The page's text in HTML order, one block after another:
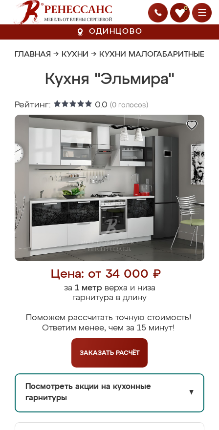
0
ОДИНЦОВО
ГЛАВНАЯ → КУХНИ → КУХНИ МАЛОГАБАРИТНЫЕ
Кухня "Эльмира"
Рейтинг: 0.0 (0 голосов)
Цена: от 34 000 ₽
за 1 метрверха и низа
гарнитура в длину
Поможем рассчитать точную стоимость!
Ответим менее, чем за 15 минут!
ЗАКАЗАТЬ РАСЧЁТ
Посмотреть акции на кухонные
гарнитуры
▼